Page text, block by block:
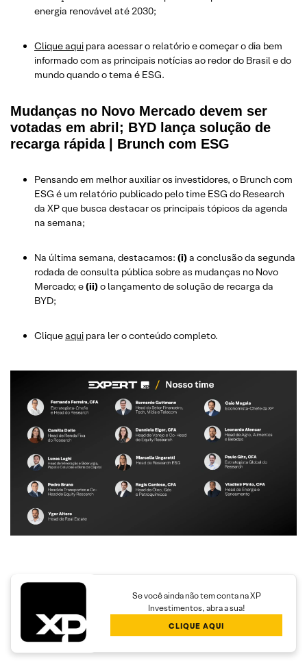
energia renovável até 2030;
Clique aqui para acessar o relatório e começar o dia bem
informado com as principais notícias ao redor do Brasil e do
mundo quando o tema é ESG.
Mudanças no Novo Mercado devem ser
votadas em abril; BYD lança solução de
recarga rápida | Brunch com ESG
Pensando em melhor auxiliar os investidores, o Brunch com
ESG é um relatório publicado pelo time ESG do Research
da XP que busca destacar os principais tópicos da agenda
na semana;
Na última semana, destacamos: (i)a conclusão da segunda
rodada de consulta pública sobre as mudanças no Novo
Mercado; e(ii)o lançamento de solução de recarga da
BYD;
Cliqueaqui para ler o conteúdo completo.
Se você ainda não tem conta na XP
Investimentos, abra a sua!
CLIQUE AQUI